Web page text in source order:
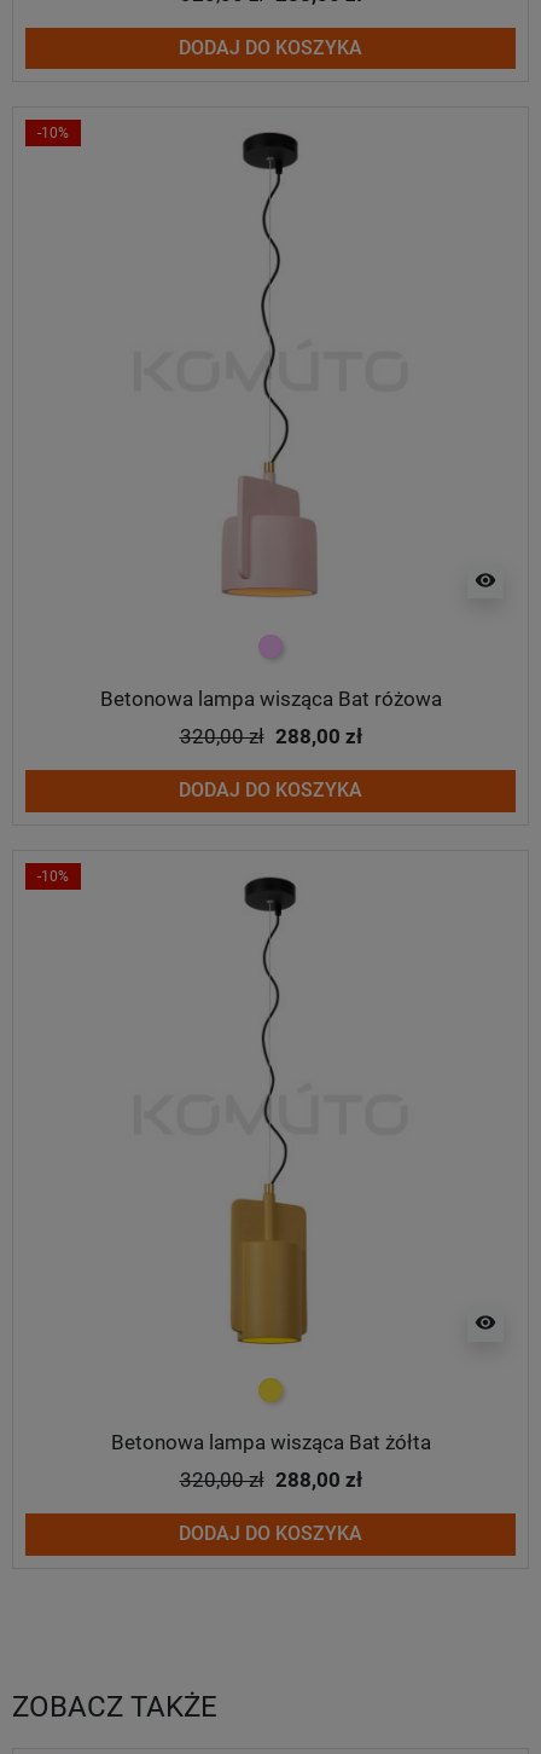
DODAJ DO KOSZYKA
-10%
visibility
różowy
Betonowa lampa wisząca Bat różowa
320,00 zł 288,00 zł
DODAJ DO KOSZYKA
-10%
visibility
żółty
Betonowa lampa wisząca Bat żółta
320,00 zł 288,00 zł
DODAJ DO KOSZYKA
ZOBACZ TAKŻE